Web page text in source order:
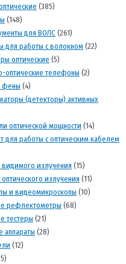
(385)
(148)
для ВОЛС (261)
для работы с волокном(22)
оптические (5)
оптические телефоны (2)
фены (4)
(детекторы) активных
оптической мощности (14)
для работы с оптическим кабелем
видимого излучения (15)
излучения (11)
и видеомикроскопы (10)
рефлектометры (68)
тестеры (21)
аппараты (28)
(12)